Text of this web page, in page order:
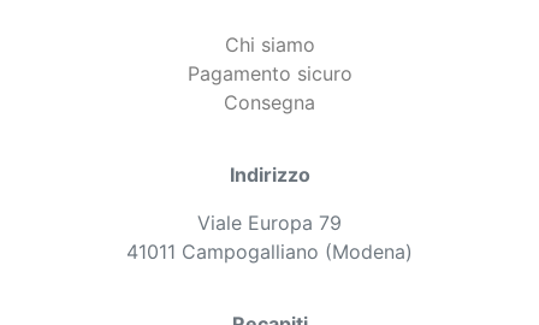
Chi siamo
Pagamento sicuro
Consegna
Indirizzo
Viale Europa 79
41011 Campogalliano (Modena)